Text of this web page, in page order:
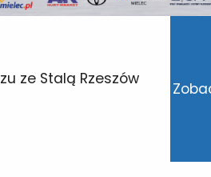
ze Stalą Rzeszów